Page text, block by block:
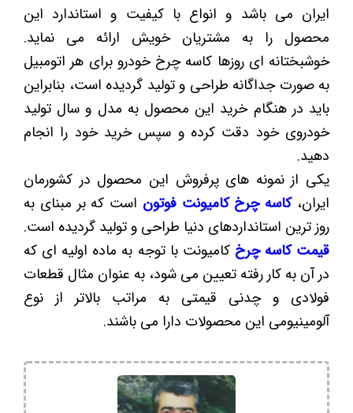
ایران می باشد و انواع با کیفیت و استاندارد این
محصول را به مشتریان خویش ارائه می نماید.
خوشبختانه ای روزها کاسه چرخ خودرو برای هر اتومبیل
به صورت جداگانه طراحی و تولید گردیده است، بنابراین
باید در هنگام خرید این محصول به مدل و سال تولید
خودروی خود دقت کرده و سپس خرید خود را انجام
دهید.
یکی از نمونه های پرفروش این محصول در کشورمان
ایران،کاسه چرخ کامیونت فوتون است که بر مبنای به
روز ترین استانداردهای دنیا طراحی و تولید گردیده است.
قیمت کاسه چرخ کامیونت با توجه به ماده اولیه ای که
در آن به کار رفته تعیین می شود، به عنوان مثال قطعات
فولادی و چدنی قیمتی به مراتب بالاتر از نوع
آلومینیومی این محصولات دارا می باشند.